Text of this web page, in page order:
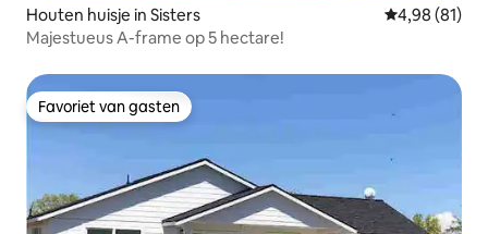
Houten huisje in Sisters Gemiddelde
4,98 (81)
Majestueus A-frame op 5 hectare!
Favoriet van gasten
Favoriet van gasten